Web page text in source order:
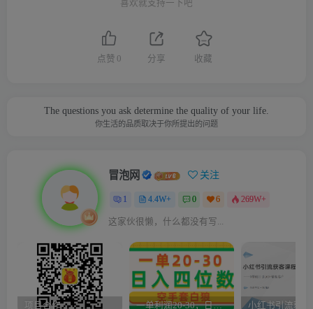
喜欢就支持一下吧
点赞 0 分享 收藏
The questions you ask determine the quality of your life.
你生活的品质取决于你所提出的问题
冒泡网 关注
1 4.4W+ 0 6 269W+
这家伙很懒，什么都没有写...
项目合作 一单利润20-30，日入四位数，空手套白狼，只要做就能赚，简单无套路